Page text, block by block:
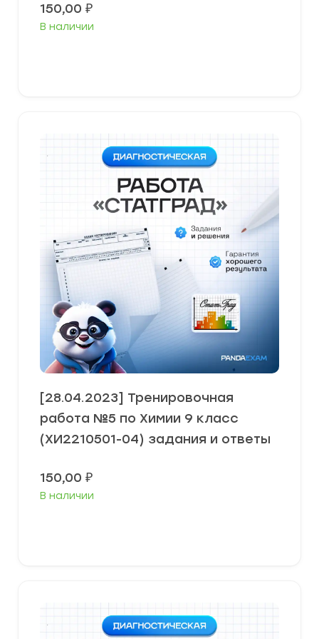
150,00 ₽
В наличии
[28.04.2023] Тренировочная
работа №5 по Химии 9 класс
(ХИ2210501-04) задания и ответы
150,00 ₽
В наличии